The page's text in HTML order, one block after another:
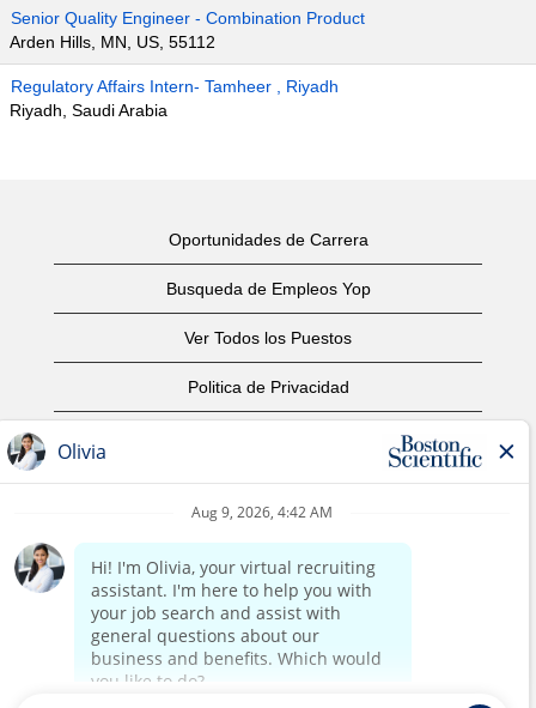
Senior Quality Engineer - Combination Product
Arden Hills, MN, US, 55112
Regulatory Affairs Intern- Tamheer , Riyadh
Riyadh, Saudi Arabia
Oportunidades de Carrera
Busqueda de Empleos Yop
Ver Todos los Puestos
Politica de Privacidad
Aviso de Derechos de Autor
Oficinas Centrales